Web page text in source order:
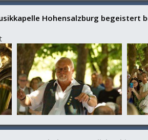
Hohensalzburg begeistert